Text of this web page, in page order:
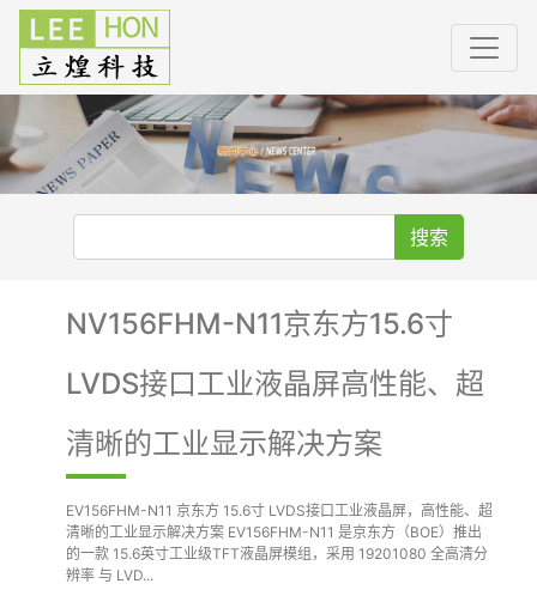
搜索
NV156FHM-N11京东方15.6寸
LVDS接口工业液晶屏高性能、超
清晰的工业显示解决方案
EV156FHM-N11 京东方 15.6寸 LVDS接口工业液晶屏，高性能、超
清晰的工业显示解决方案 EV156FHM-N11 是京东方（BOE）推出
的一款 15.6英寸工业级TFT液晶屏模组，采用 19201080 全高清分
辨率 与 LVD...